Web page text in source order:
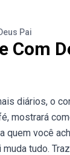
Pai
Com
diários, o
mostrará
quem você
tudo.